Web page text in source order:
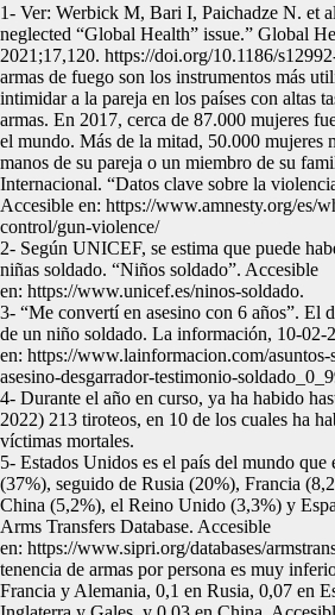
1- Ver: Werbick M, Bari I, Paichadze N. et
neglected “Global Health” issue.” Global
2021;17,120. https://doi.org/10.1186/
armas de fuego son los instrumentos más
intimidar a la pareja en los países con altas
armas. En 2017, cerca de 87.000 mujeres
el mundo. Más de la mitad, 50.000 mujeres
manos de su pareja o un miembro de su
Internacional. “Datos clave sobre la
Accesible en: https://www.amnesty.org/es/
control/gun-violence/
2- Según UNICEF, se estima que puede
niñas soldado. “Niños soldado”. Accesible
en: https://www.unicef.es/ninos-soldado.
3- “Me convertí en asesino con 6 años”. El
de un niño soldado. La información, 10-02-
en: https://www.lainformacion.com/asuntos-
asesino-desgarrador-testimonio-
4- Durante el año en curso, ya ha habido
2022) 213 tiroteos, en 10 de los cuales ha
víctimas mortales.
5- Estados Unidos es el país del mundo que
(37%), seguido de Rusia (20%), Francia
China (5,2%), el Reino Unido (3,3%) y
Arms Transfers Database. Accesible
en: https://www.sipri.org/databases/
tenencia de armas por persona es muy
Francia y Alemania, 0,1 en Rusia, 0,07 en